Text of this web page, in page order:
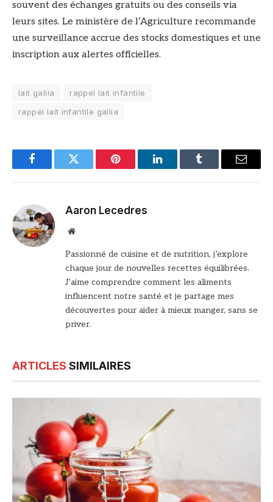
souvent des échanges gratuits ou des conseils via
leurs sites. Le ministère de l’Agriculture recommande
une surveillance accrue des stocks domestiques et une
inscription aux alertes officielles.
lait gallia
rappel lait infantile
rappel lait infantile gallia
FacebookTwitter Pinterest LinkedInTumblr Email
Aaron Lecedres
Site
Passionné de cuisine et de nutrition, j’explore
chaque jour de nouvelles recettes équilibrées.
J’aime comprendre comment les aliments
influencent notre santé et je partage mes
découvertes pour aider à mieux manger, sans se
priver.
ARTICLES SIMILAIRES